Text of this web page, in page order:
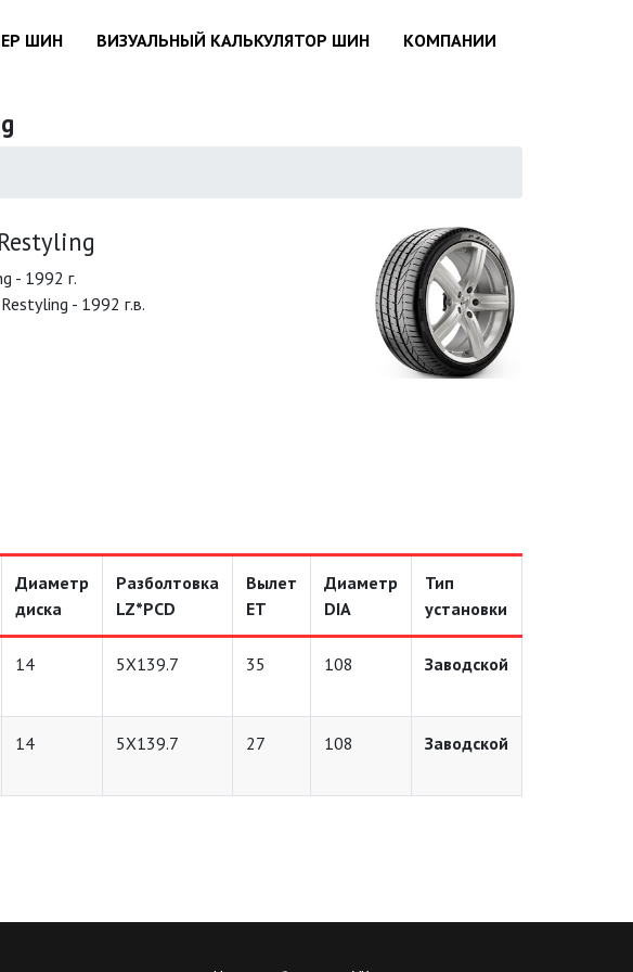
ШИН ВИЗУАЛЬНЫЙ КАЛЬКУЛЯТОР ШИН КОМПАНИИ
- 1992 г.
- 1992 г.в.
Диаметр
диска
Разболтовка
LZ*PCD
Вылет
ET
Диаметр
DIA
Тип
установки
14 5X139.7 35 108 Заводской
14 5X139.7 27 108 Заводской